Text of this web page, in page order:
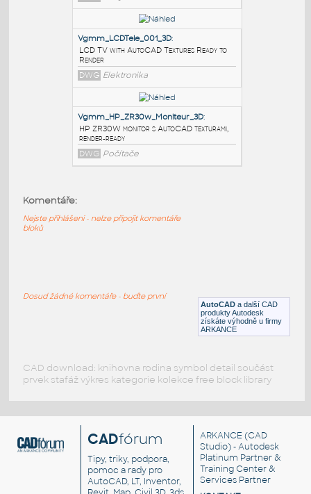
LCD TV with AutoCAD Textures Ready to
DWG Elektronika
Vgmm_MeubleSupportTele_001_3D
TV Support with AutoCAD Textures Ready
to Render
DWG Stoly
DWG Elektronika
render-ready
AutoCAD a další CAD
produkty Autodesk
získáte výhodně u firmy
ARKANCE
Komentáře:
Nejste přihlášeni - nelze připojit komentáře
bloků
Dosud žádné komentáře - buďte první
CAD download: knihovna rodina symbol detail součást
prvek stafáž výkres kategorie kolekce free block library
CADfórum
Tipy, triky, podpora,
pomoc a rady pro
AutoCAD, LT, Inventor,
ARKANCE (CAD
Studio) - Autodesk
Platinum Partner &
Training Center &
Services Partner